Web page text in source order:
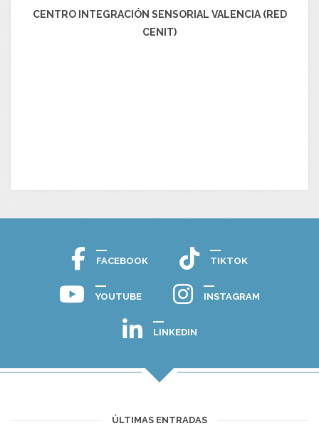
CENTRO INTEGRACIÓN SENSORIAL VALENCIA (RED
CENIT)
FACEBOOK TIKTOK
YOUTUBE INSTAGRAM
LINKEDIN
ÚLTIMAS ENTRADAS